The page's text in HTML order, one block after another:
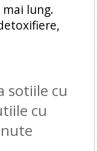
lung.
sotiile cu
cu